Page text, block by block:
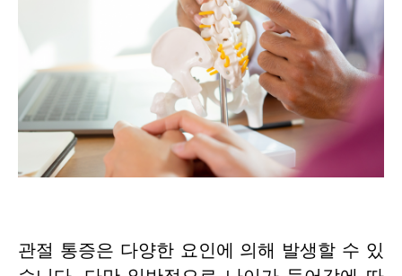
관절 통증은 다양한 요인에 의해 발생할 수 있